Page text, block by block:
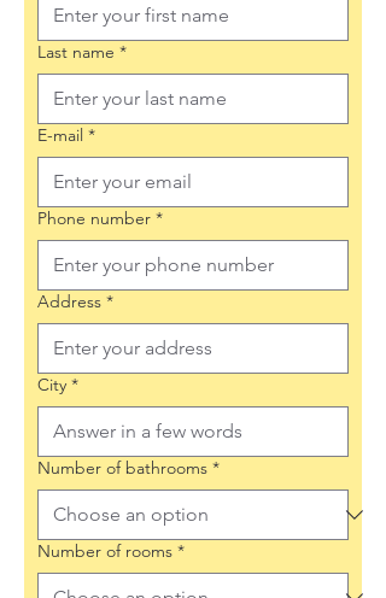
Last name *
E-mail *
Phone number *
Address *
City *
Number of bathrooms *
Number of rooms *